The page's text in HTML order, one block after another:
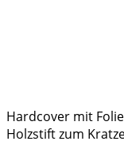
Hardcover mit
Holzstift zum